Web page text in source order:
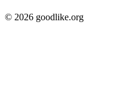
© 2026 goodlike.org